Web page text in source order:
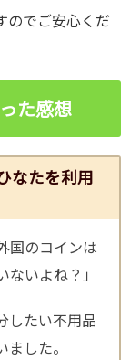
のでご安心くだ
た感想
なたを利用
国のコインは
いよね？」
したい不用品
した。